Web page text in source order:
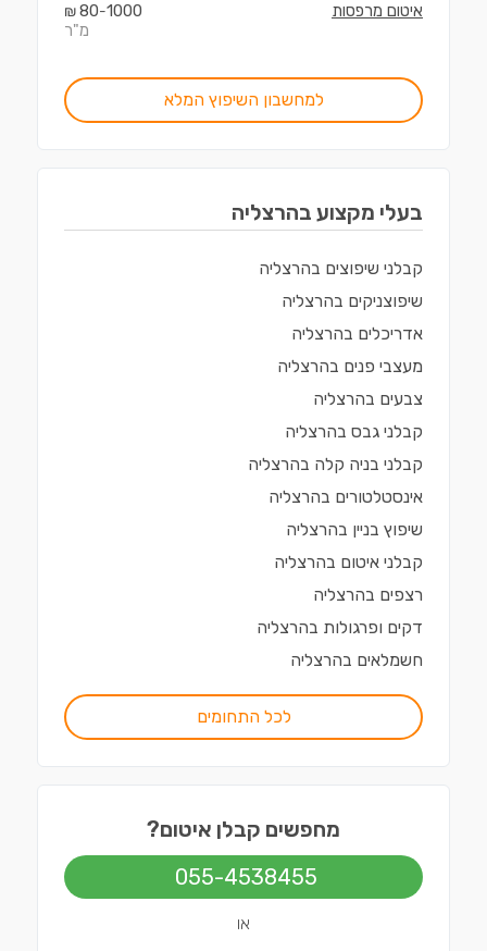
איטום מרפסות 80-1000
₪
מ"ר
למחשבון השיפוץ המלא
בעלי מקצוע בהרצליה
קבלני שיפוצים בהרצליה
שיפוצניקים בהרצליה
אדריכלים בהרצליה
מעצבי פנים בהרצליה
צבעים בהרצליה
קבלני גבס בהרצליה
קבלני בניה קלה בהרצליה
אינסטלטורים בהרצליה
שיפוץ בניין בהרצליה
קבלני איטום בהרצליה
רצפים בהרצליה
דקים ופרגולות בהרצליה
חשמלאים בהרצליה
לכל התחומים
מחפשים קבלן איטום?
055-4538455
או